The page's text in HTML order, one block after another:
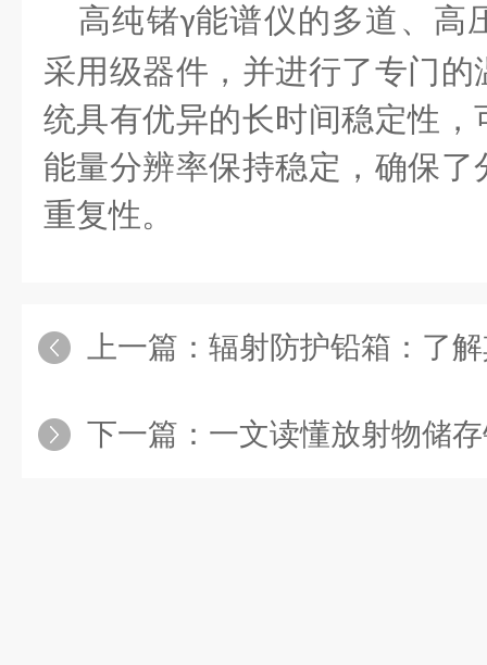
高纯锗γ能谱仪的多道、高
采用级器件，并进行了专门
统具有优异的长时间稳定性
能量分辨率保持稳定，确保
重复性。
上一篇： 辐射防护铅箱：了解其
下一篇： 一文读懂放射物储